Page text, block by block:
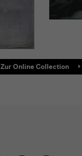
Zur Online Collection